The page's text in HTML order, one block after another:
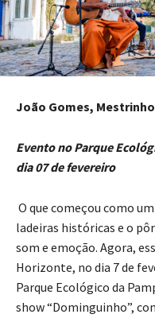
João Gomes,
Evento no Parque
dia 07 de fevereiro
O que começou como
ladeiras históricas e o
som e emoção. Agora,
Horizonte, no dia 7 de
Parque Ecológico da
show “Dominguinho”,